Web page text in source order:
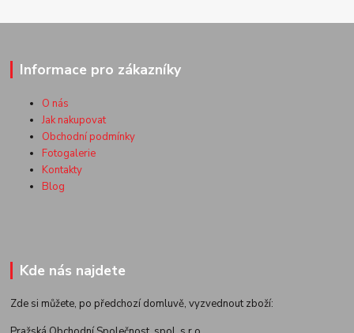
Informace pro zákazníky
O nás
Jak nakupovat
Obchodní podmínky
Fotogalerie
Kontakty
Blog
Kde nás najdete
Zde si můžete, po předchozí domluvě, vyzvednout zboží: